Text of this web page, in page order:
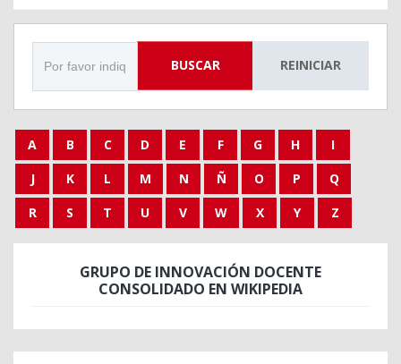
BUSCAR REINICIAR
A B C D E F G H
I
J
K L M N Ñ O P
Q
R
S T U V W X Y Z
GRUPO DE INNOVACIÓN DOCENTE
CONSOLIDADO EN WIKIPEDIA